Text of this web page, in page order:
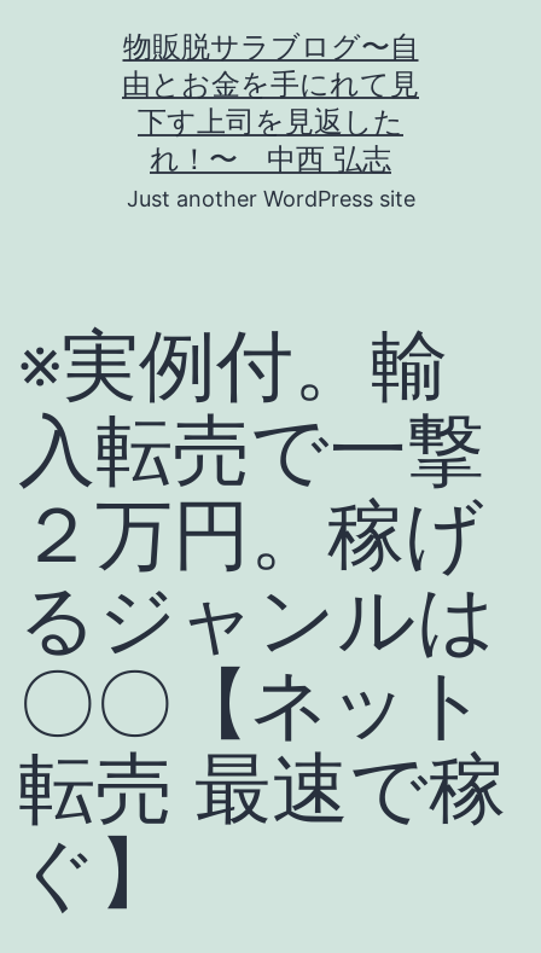
物販脱サラブログ〜自
由とお金を手にれて見
下す上司を見返した
れ！〜 中西 弘志
Just another WordPress site
※実例付。輸
入転売で一撃
２万円。稼げ
るジャンルは
〇〇【ネット
転売 最速で稼
ぐ】